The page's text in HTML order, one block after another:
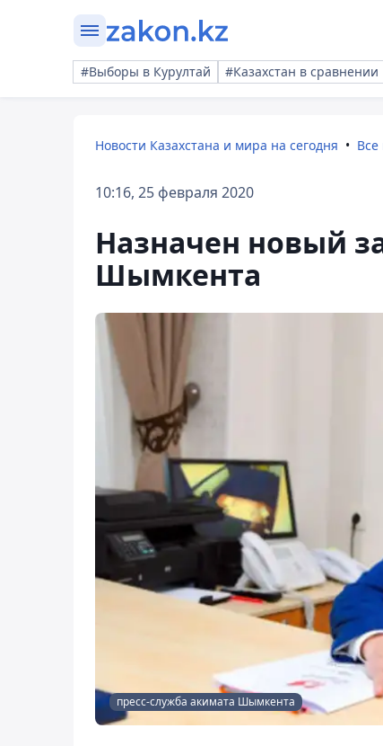
#Выборы в Курултай #Казахстан в сравнении
Новости Казахстана и мира на сегодня Все
10:16, 25 февраля 2020
Назначен новый
Шымкента
пресс-служба акимата Шымкента